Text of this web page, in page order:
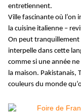
entretiennent.
Ville fascinante où l’on
la cuisine italienne –
On peut tranquillement
interpelle dans cette
comme si une année
la maison. Pakistanais,
couleurs du monde